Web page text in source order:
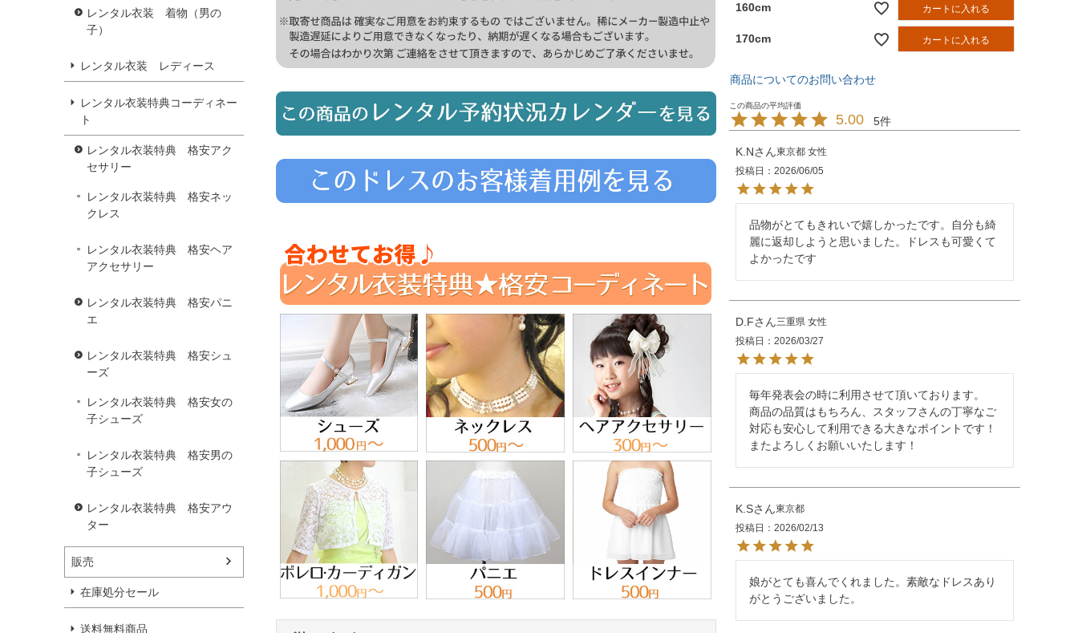
レンタル衣装 着物（男の
子）
レンタル衣装 レディース
レンタル衣装特典コーディネー
ト
レンタル衣装特典 格安アク
セサリー
レンタル衣装特典 格安ネッ
クレス
レンタル衣装特典 格安ヘア
アクセサリー
レンタル衣装特典 格安パニ
エ
レンタル衣装特典 格安シュ
ーズ
レンタル衣装特典 格安女の
子シューズ
レンタル衣装特典 格安男の
子シューズ
レンタル衣装特典 格安アウ
ター
販売
在庫処分セール
送料無料商品
160cm カートに入れる
170cm カートに入れる
商品についてのお問い合わせ
5.00 5
K.N 東京都 女性
投稿日
2026/06/05
品物がとてもきれいで嬉しかったです。自分も綺
麗に返却しようと思いました。ドレスも可愛くて
よかったです
D.F 三重県 女性
投稿日
2026/03/27
毎年発表会の時に利用させて頂いております。
商品の品質はもちろん、スタッフさんの丁寧なご
対応も安心して利用できる大きなポイントです！
またよろしくお願いいたします！
K.S
東京都
投稿日
2026/02/13
娘がとても喜んでくれました。素敵なドレスあり
がとうございました。